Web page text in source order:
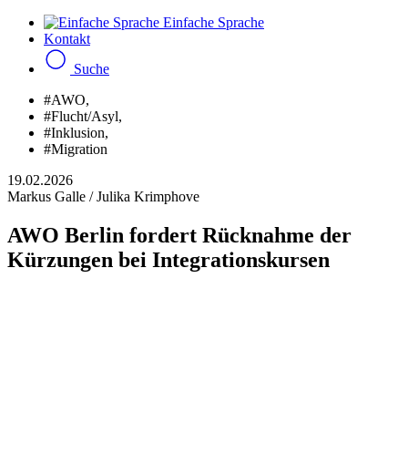
Einfache Sprache
Kontakt
Suche
#AWO,
#Flucht/Asyl,
#Inklusion,
#Migration
19.02.2026
Markus Galle / Julika Krimphove
AWO Berlin fordert Rücknahme der
Kürzungen bei Integrationskursen